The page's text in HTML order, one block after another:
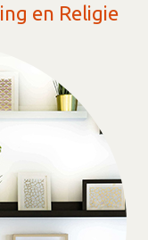
en Religie